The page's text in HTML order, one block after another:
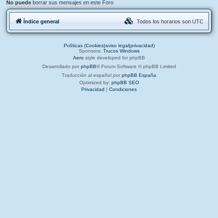
No puede borrar sus mensajes en este Foro
Índice general Todos los horarios son UTC
Políticas (Cookies|aviso legal|privacidad)
Sponsors: Trucos Windows
Aero style developed for phpBB
Desarrollado por phpBB® Forum Software © phpBB Limited
Traducción al español por phpBB España
Optimized by: phpBB SEO
Privacidad | Condiciones